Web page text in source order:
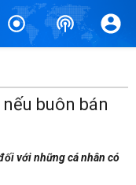
buôn bán
với những cá nhân có